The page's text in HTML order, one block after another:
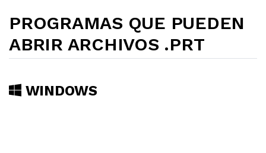
PROGRAMAS QUE PUEDEN
ABRIR ARCHIVOS .PRT
WINDOWS